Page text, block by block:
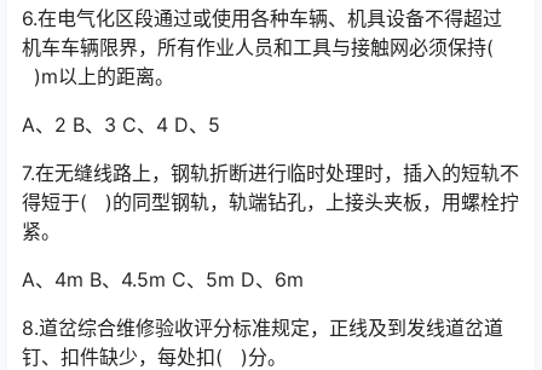
6.在电气化区段通过或使用各种车辆、机具设备不得超过
机车车辆限界，所有作业人员和工具与接触网必须保持(
)m以上的距离。
A、2 B、3 C、4 D、5
7.在无缝线路上，钢轨折断进行临时处理时，插入的短轨不
得短于( )的同型钢轨，轨端钻孔，上接头夹板，用螺栓拧
紧。
A、4m B、4.5m C、5m D、6m
8.道岔综合维修验收评分标准规定，正线及到发线道岔道
钉、扣件缺少，每处扣( )分。